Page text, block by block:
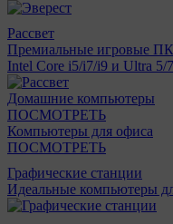
Рассвет
Премиальные игровые
Intel Core i5/i7/i9 и Ultra 5/
Домашние компьютеры
ПОСМОТРЕТЬ
Компьютеры для офиса
ПОСМОТРЕТЬ
Графические станции
Идеальные компьютеры